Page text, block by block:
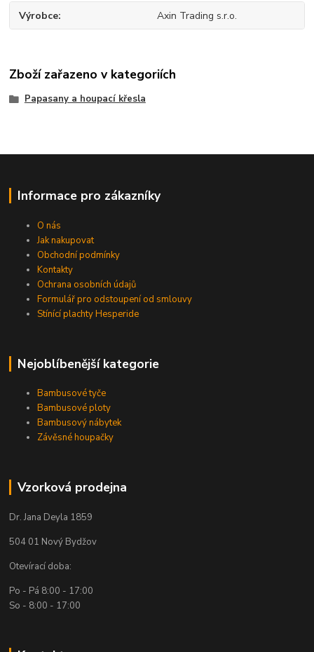
Výrobce Axin Trading s.r.o.
Zboží zařazeno v kategoriích
Papasany a houpací křesla
Informace pro zákazníky
O nás
Jak nakupovat
Obchodní podmínky
Kontakty
Ochrana osobních údajů
Formulář pro odstoupení od smlouvy
Stínící plachty Hesperide
Nejoblíbenější kategorie
Bambusové tyče
Bambusové ploty
Bambusový nábytek
Závěsné houpačky
Vzorková prodejna
Dr. Jana Deyla 1859
504 01 Nový Bydžov
Otevírací doba:
Po - Pá 8:00 - 17:00
So - 8:00 - 17:00